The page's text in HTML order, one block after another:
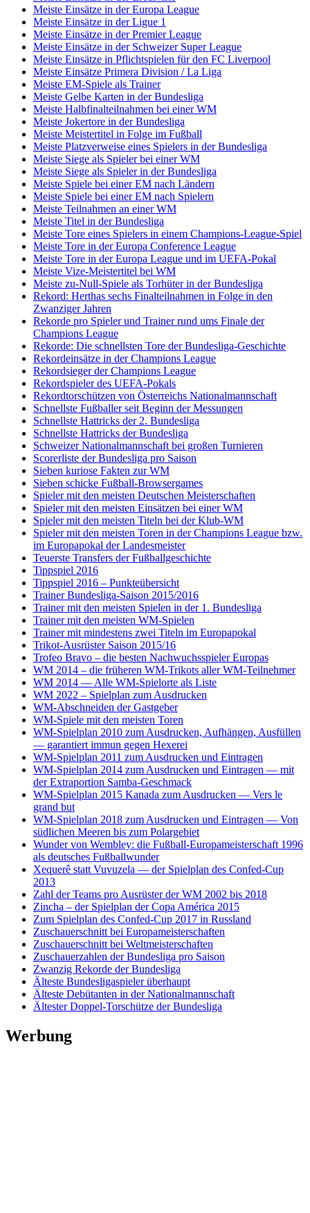
Meiste Einsätze in der Europa League
Meiste Einsätze in der Ligue 1
Meiste Einsätze in der Premier League
Meiste Einsätze in der Schweizer Super League
Meiste Einsätze in Pflichtspielen für den FC Liverpool
Meiste Einsätze Primera Division / La Liga
Meiste EM-Spiele als Trainer
Meiste Gelbe Karten in der Bundesliga
Meiste Halbfinalteilnahmen bei einer WM
Meiste Jokertore in der Bundesliga
Meiste Meistertitel in Folge im Fußball
Meiste Platzverweise eines Spielers in der Bundesliga
Meiste Siege als Spieler bei einer WM
Meiste Siege als Spieler in der Bundesliga
Meiste Spiele bei einer EM nach Ländern
Meiste Spiele bei einer EM nach Spielern
Meiste Teilnahmen an einer WM
Meiste Titel in der Bundesliga
Meiste Tore eines Spielers in einem Champions-League-Spiel
Meiste Tore in der Europa Conference League
Meiste Tore in der Europa League und im UEFA-Pokal
Meiste Vize-Meistertitel bei WM
Meiste zu-Null-Spiele als Torhüter in der Bundesliga
Rekord: Herthas sechs Finalteilnahmen in Folge in den
Zwanziger Jahren
Rekorde pro Spieler und Trainer rund ums Finale der
Champions League
Rekorde: Die schnellsten Tore der Bundesliga-Geschichte
Rekordeinsätze in der Champions League
Rekordsieger der Champions League
Rekordspieler des UEFA-Pokals
Rekordtorschützen von Österreichs Nationalmannschaft
Schnellste Fußballer seit Beginn der Messungen
Schnellste Hattricks der 2. Bundesliga
Schnellste Hattricks der Bundesliga
Schweizer Nationalmannschaft bei großen Turnieren
Scorerliste der Bundesliga pro Saison
Sieben kuriose Fakten zur WM
Sieben schicke Fußball-Browsergames
Spieler mit den meisten Deutschen Meisterschaften
Spieler mit den meisten Einsätzen bei einer WM
Spieler mit den meisten Titeln bei der Klub-WM
Spieler mit den meisten Toren in der Champions League bzw.
im Europapokal der Landesmeister
Teuerste Transfers der Fußballgeschichte
Tippspiel 2016
Tippspiel 2016 – Punkteübersicht
Trainer Bundesliga-Saison 2015/2016
Trainer mit den meisten Spielen in der 1. Bundesliga
Trainer mit den meisten WM-Spielen
Trainer mit mindestens zwei Titeln im Europapokal
Trikot-Ausrüster Saison 2015/16
Trofeo Bravo – die besten Nachwuchsspieler Europas
WM 2014 – die früheren WM-Trikots aller WM-Teilnehmer
WM 2014 — Alle WM-Spielorte als Liste
WM 2022 – Spielplan zum Ausdrucken
WM-Abschneiden der Gastgeber
WM-Spiele mit den meisten Toren
WM-Spielplan 2010 zum Ausdrucken, Aufhängen, Ausfüllen
— garantiert immun gegen Hexerei
WM-Spielplan 2011 zum Ausdrucken und Eintragen
WM-Spielplan 2014 zum Ausdrucken und Eintragen — mit
der Extraportion Samba-Geschmack
WM-Spielplan 2015 Kanada zum Ausdrucken — Vers le
grand but
WM-Spielplan 2018 zum Ausdrucken und Eintragen — Von
südlichen Meeren bis zum Polargebiet
Wunder von Wembley: die Fußball-Europameisterschaft 1996
als deutsches Fußballwunder
Xequerê statt Vuvuzela — der Spielplan des Confed-Cup
2013
Zahl der Teams pro Ausrüster der WM 2002 bis 2018
Zincha – der Spielplan der Copa América 2015
Zum Spielplan des Confed-Cup 2017 in Russland
Zuschauerschnitt bei Europameisterschaften
Zuschauerschnitt bei Weltmeisterschaften
Zuschauerzahlen der Bundesliga pro Saison
Zwanzig Rekorde der Bundesliga
Älteste Bundesligaspieler überhaupt
Älteste Debütanten in der Nationalmannschaft
Ältester Doppel-Torschütze der Bundesliga
Werbung